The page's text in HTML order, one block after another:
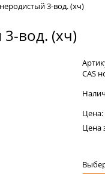
3-вод. (хч)
вод. (хч)
CAS
Цена:
Цена